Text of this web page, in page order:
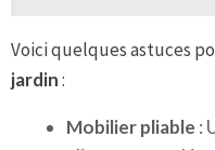
Voici quelques astuces
jardin:
Mobilier pliable :